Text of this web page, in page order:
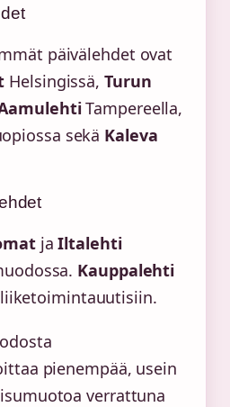
päivälehdet ovat
Helsingissä, Turun
Tampereella,
sekä Kaleva
jaIltalehti
Kauppalehti
pienempää, usein
verrattuna